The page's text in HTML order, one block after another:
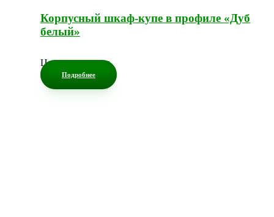
Корпусный шкаф-купе в профиле «Дуб
белый»
Цена по запросу
Подробнее